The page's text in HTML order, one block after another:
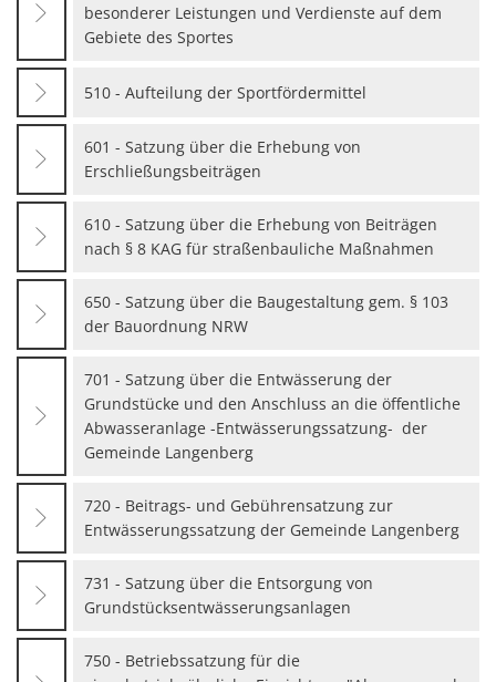
besonderer Leistungen und Verdienste auf dem
Gebiete des Sportes
510 - Aufteilung der Sportfördermittel
601 - Satzung über die Erhebung von
Erschließungsbeiträgen
610 - Satzung über die Erhebung von Beiträgen
nach § 8 KAG für straßenbauliche Maßnahmen
650 - Satzung über die Baugestaltung gem. § 103
der Bauordnung NRW
701 - Satzung über die Entwässerung der
Grundstücke und den Anschluss an die öffentliche
Abwasseranlage -Entwässerungssatzung- der
Gemeinde Langenberg
720 - Beitrags- und Gebührensatzung zur
Entwässerungssatzung der Gemeinde Langenberg
731 - Satzung über die Entsorgung von
Grundstücksentwässerungsanlagen
750 - Betriebssatzung für die